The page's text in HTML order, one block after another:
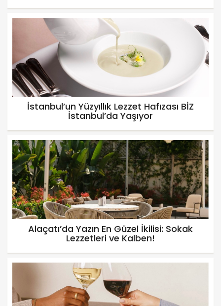
İstanbul’un Yüzyıllık Lezzet Hafızası BİZ
İstanbul’da Yaşıyor
Alaçatı’da Yazın En Güzel İkilisi: Sokak
Lezzetleri ve Kalben!